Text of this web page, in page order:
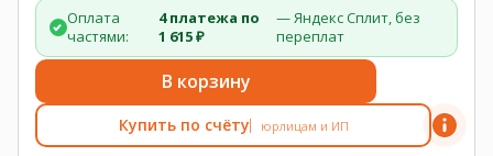
Оплата
частями:
4 платежа по
1 615 ₽
— Яндекс Сплит, без
переплат
В корзину
Купить по счёту юрлицам и ИП